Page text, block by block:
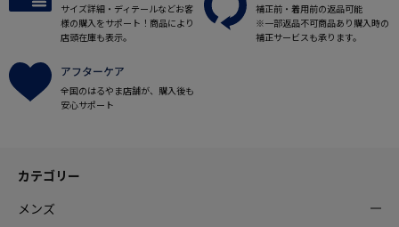
サイズ詳細・ディテールなどお客
様の購入をサポート！商品により
店頭在庫も表示。
補正前・着用前の返品可能
※一部返品不可商品あり購入時の
補正サービスも承ります。
アフターケア
全国のはるやま店舗が、購入後も
安心サポート
カテゴリー
メンズ